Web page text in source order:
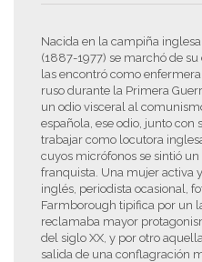
Nacida en la campiña
(1887-1977) se marchó de
las encontró como
ruso durante la Primera
un odio visceral al
española, ese odio, junto con
trabajar como locutora
cuyos micrófonos se sintió
franquista. Una mujer activa
inglés, periodista ocasional,
Farmborough tipifica por un
reclamaba mayor
del siglo XX, y por otro
salida de una conflagración